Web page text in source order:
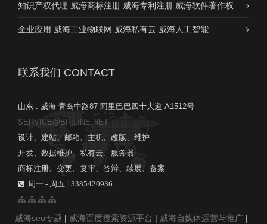
知识产权代理 威海商标注册 威海专利注册 威海软件著作权
企业应用 威海工业物联网 威海私有云 威海人工智能
联系我们 CONTACT
山东 . 威海 青岛中路87 阿里巴巴四十大道 A1512号
SERVICE@BRILINE.NET
设计、建站、邮箱、主机、改版、维护
开发、数据维护、私有云、服务器
商标注册、变更、复审、答辩、续展、备案
周一 - 周五 13385420936
威海seo专题 | 威海百度搜索资源平台 | 威海自媒体运营与推广 |